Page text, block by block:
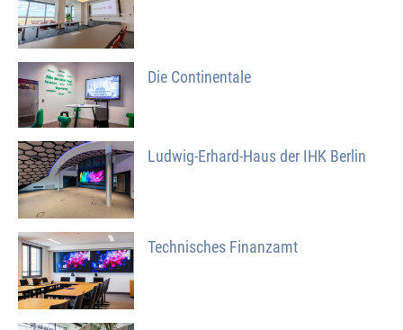
Die Continentale
Ludwig-Erhard-Haus der IHK Berlin
Technisches Finanzamt